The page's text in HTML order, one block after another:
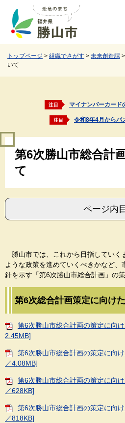
トップページ > 組織でさがす > 未来創造課 >
いて
注目 マイナンバーカード
注目 令和8年4月からバ
第6次勝山市総合計
て
ページ内
勝山市では、これから目指していく
ような政策を進めていくべきかなど
針を示す「第6次勝山市総合計画」の
第6次総合計画策定に向け
第6次勝山市総合計画の策定に向
2.45MB]
第6次勝山市総合計画の策定に向
／4.08MB]
第6次勝山市総合計画の策定に向
／628KB]
第6次勝山市総合計画の策定に向
／818KB]